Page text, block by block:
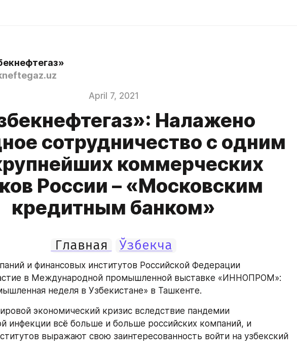
April 7, 2021
Налажено
сотрудничество с одним
коммерческих
России – «Московским
кредитным банком»
Главная Ўзбекча
и финансовых институтов Российской Федерации
в Международной промышленной выставке «ИННОПРОМ»:
неделя в Узбекистане» в Ташкенте.
экономический кризис вследствие пандемии
инфекции всё больше и больше российских компаний, и
выражают свою заинтересованность войти на узбекский